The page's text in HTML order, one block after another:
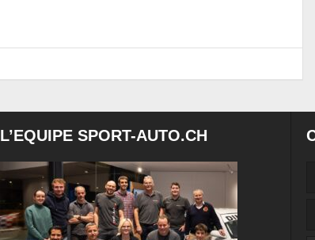
L’EQUIPE SPORT-AUTO.CH